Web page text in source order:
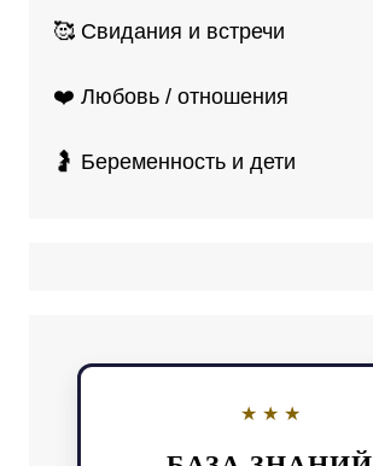
🥰 Свидания и встречи
❤️ Любовь / отношения
🤰 Беременность и дети